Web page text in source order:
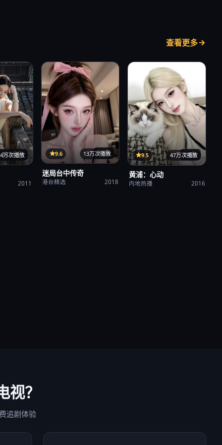
查看更多
122分钟
万次播放
2011
31集
9.6 13万次播放
迷局台中传奇
港台精选 2018
24集
9.5 47万次播放
黄浦：心动
内地热播 2016
视？
追剧体验